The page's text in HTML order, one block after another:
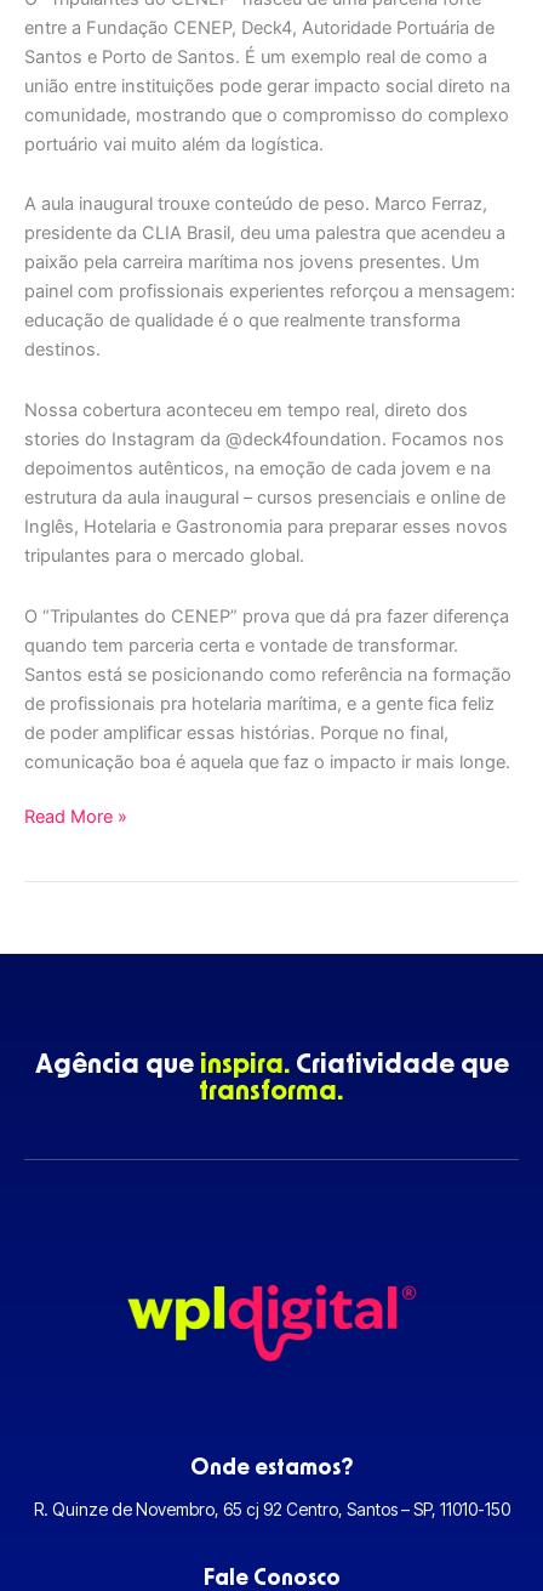
entre a Fundação CENEP, Deck4, Autoridade Portuária de
Santos e Porto de Santos. É um exemplo real de como a
união entre instituições pode gerar impacto social direto na
comunidade, mostrando que o compromisso do complexo
portuário vai muito além da logística.
A aula inaugural trouxe conteúdo de peso. Marco Ferraz,
presidente da CLIA Brasil, deu uma palestra que acendeu a
paixão pela carreira marítima nos jovens presentes. Um
painel com profissionais experientes reforçou a mensagem:
educação de qualidade é o que realmente transforma
destinos.
Nossa cobertura aconteceu em tempo real, direto dos
stories do Instagram da @deck4foundation. Focamos nos
depoimentos autênticos, na emoção de cada jovem e na
estrutura da aula inaugural – cursos presenciais e online de
Inglês, Hotelaria e Gastronomia para preparar esses novos
tripulantes para o mercado global.
O “Tripulantes do CENEP” prova que dá pra fazer diferença
quando tem parceria certa e vontade de transformar.
Santos está se posicionando como referência na formação
de profissionais pra hotelaria marítima, e a gente fica feliz
de poder amplificar essas histórias. Porque no final,
comunicação boa é aquela que faz o impacto ir mais longe.
Read More »
Agência que inspira.Criatividade que
transforma.
Onde estamos?
R. Quinze de Novembro, 65 cj 92 Centro, Santos – SP, 11010-150
Fale Conosco